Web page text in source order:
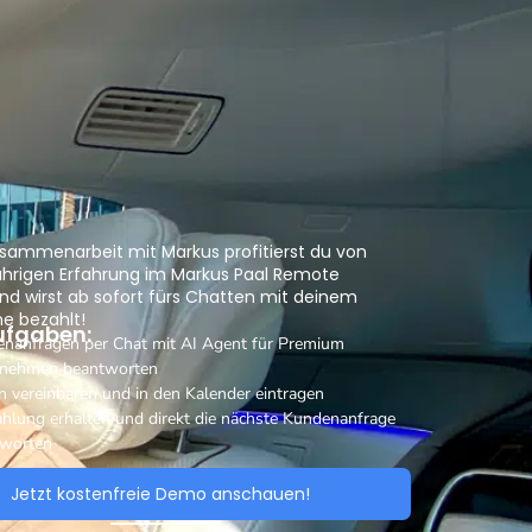
mit Markus profitierst du von
Erfahrung im Markus Paal Remote
wirst ab sofort fürs Chatten mit deinem
bezahlt!
per Chat mit AI Agent für Premium
beantworten
vereinbaren und in den Kalender eintragen
erhalten und direkt die nächste Kundenanfrage
Jetzt kostenfreie Demo anschauen!